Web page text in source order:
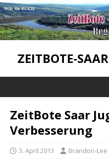
ZEITBOTE-
ZeitBote Saar
Verbesserung
3. April 2013 Brandon-Lee